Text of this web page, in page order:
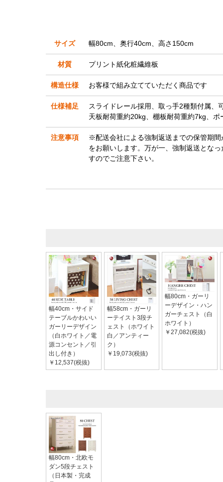
サイズ 幅80cm、奥行40cm、高さ150cm
材質 プリント紙化粧繊維板
構造仕様 お客様で組み立てていただく商品です
仕様補足
スライドレール採用、取っ手2種類付属、
天板耐荷重約20kg、棚板耐荷重約7kg、ポ
注意事項
※配送会社による強制返送までの保管期
をお願いします。万が一、強制返送とな
すのでご注意下さい。
幅40cm・サイド
テーブルかわいい
ガーリーデザイン
（白ホワイト／電
源コンセント／引
出し付き）
￥12,537(税抜)
幅58cm・ガーリ
ーテイスト3段チ
ェスト（ホワイト
白／アンティー
ク）
￥19,073(税抜)
幅80cm・ガーリ
ーデザイン・ハン
ガーチェスト（白
ホワイト）
￥27,082(税抜)
幅80cm・北欧モ
ダン5段チェスト
（日本製・完成